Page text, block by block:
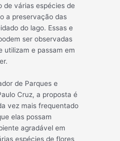
de várias espécies de
a preservação das
do lago. Essas e
ser observadas
utilizam e passam em
de Parques e
Cruz, a proposta é
vez mais frequentado
elas possam
agradável em
espécies de flores